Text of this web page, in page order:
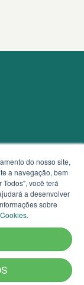
Termos de Uso
do nosso site,
a navegação, bem
você terá
a desenvolver
sobre
.